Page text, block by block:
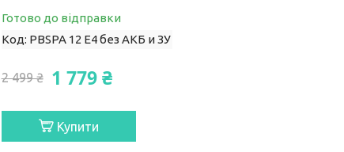
Готово до відправки
Код: PBSPA 12 E4 без АКБ и ЗУ
2 499 ₴ 1 779 ₴
Купити